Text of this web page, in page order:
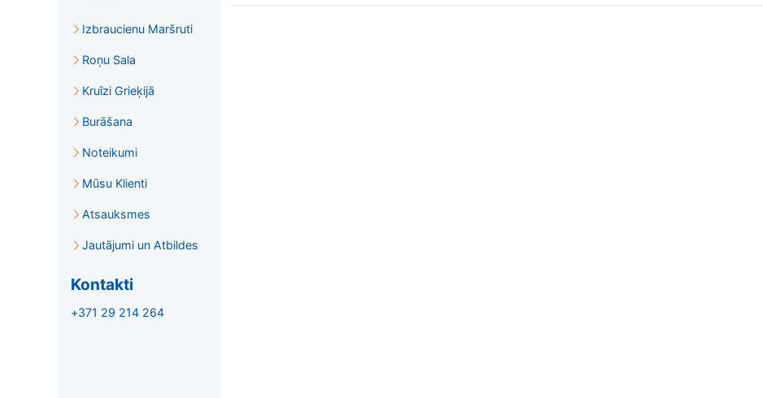
Izbraucienu Maršruti
Roņu Sala
Kruīzi Grieķijā
Burāšana
Noteikumi
Mūsu Klienti
Atsauksmes
Jautājumi un Atbildes
Kontakti
+371 29 214 264